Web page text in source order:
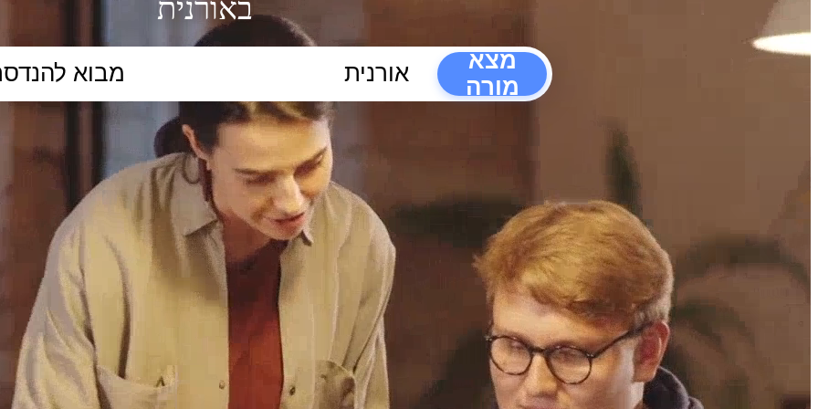
באורנית
מצא
מורה
ללמוד אונליין
ללמוד
פרונטלי
תיכון השכלה גבוהה הפרעות קשב וריכוז
כלי סינון